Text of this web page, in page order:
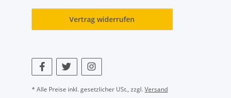
Vertrag widerrufen
* Alle Preise inkl. gesetzlicher USt., zzgl.Versand